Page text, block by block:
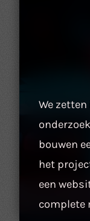
We
bouwen
het
een
complete